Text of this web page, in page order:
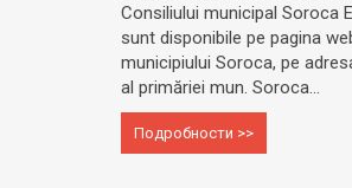
Consiliului municipal Soroca
sunt disponibile pe pagina
municipiului Soroca, pe
al primăriei mun. Soroca...
Подробности >>